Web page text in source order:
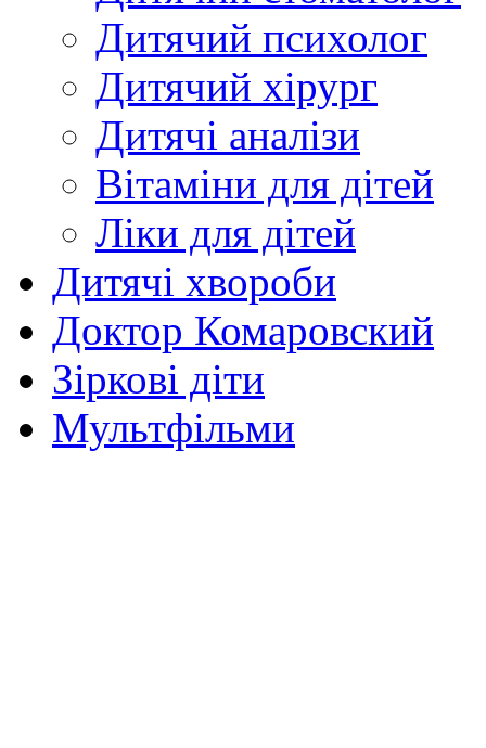
Дитячий психолог
Дитячий хірург
Дитячі аналізи
Вітаміни для дітей
Ліки для дітей
Дитячі хвороби
Доктор Комаровский
Зіркові діти
Мультфільми